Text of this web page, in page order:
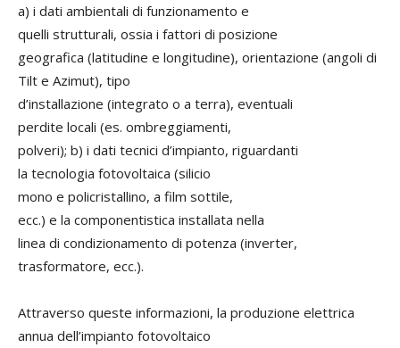
a) i dati ambientali di funzionamento e
quelli strutturali, ossia i fattori di posizione
geografica (latitudine e longitudine), orientazione (angoli di
Tilt e Azimut), tipo
d’installazione (integrato o a terra), eventuali
perdite locali (es. ombreggiamenti,
polveri); b) i dati tecnici d’impianto, riguardanti
la tecnologia fotovoltaica (silicio
mono e policristallino, a film sottile,
ecc.) e la componentistica installata nella
linea di condizionamento di potenza (inverter,
trasformatore, ecc.).
Attraverso queste informazioni, la produzione elettrica
annua dell’impianto fotovoltaico